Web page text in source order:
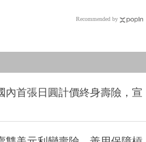
Recommended by
內首張日圓計價終身壽險，宣